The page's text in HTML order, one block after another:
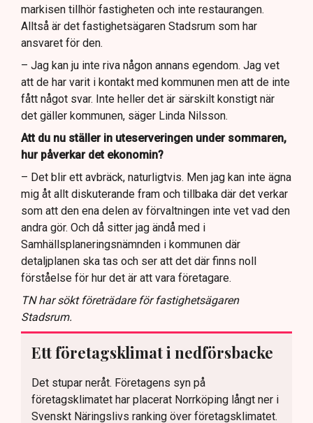
markisen tillhör fastigheten och inte restaurangen.
Alltså är det fastighetsägaren Stadsrum som har
ansvaret för den.
– Jag kan ju inte riva någon annans egendom. Jag vet
att de har varit i kontakt med kommunen men att de inte
fått något svar. Inte heller det är särskilt konstigt när
det gäller kommunen, säger Linda Nilsson.
Att du nu ställer in uteserveringen under sommaren,
hur påverkar det ekonomin?
– Det blir ett avbräck, naturligtvis. Men jag kan inte ägna
mig åt allt diskuterande fram och tillbaka där det verkar
som att den ena delen av förvaltningen inte vet vad den
andra gör. Och då sitter jag ändå med i
Samhällsplaneringsnämnden i kommunen där
detaljplanen ska tas och ser att det där finns noll
förståelse för hur det är att vara företagare.
TN har sökt företrädare för fastighetsägaren
Stadsrum.
Ett företagsklimat i nedförsbacke
Det stupar neråt. Företagens syn på
företagsklimatet har placerat Norrköping långt ner i
Svenskt Näringslivs ranking över företagsklimatet.